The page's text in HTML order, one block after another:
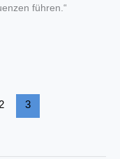
führen.“
2 3